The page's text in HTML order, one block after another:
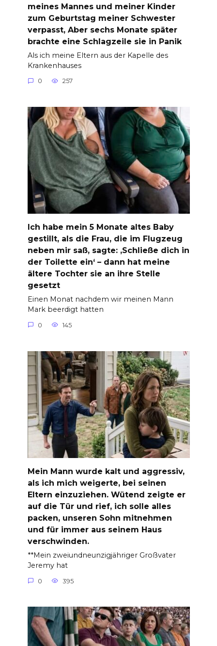
meines Mannes und meiner Kinder
zum Geburtstag meiner Schwester
verpasst, Aber sechs Monate später
brachte eine Schlagzeile sie in Panik
Als ich meine Eltern aus der Kapelle des
Krankenhauses
0 257
Ich habe mein 5 Monate altes Baby
gestillt, als die Frau, die im Flugzeug
neben mir saß, sagte: ‚Schließe dich in
der Toilette ein‘ – dann hat meine
ältere Tochter sie an ihre Stelle
gesetzt
Einen Monat nachdem wir meinen Mann
Mark beerdigt hatten
0 145
Mein Mann wurde kalt und aggressiv,
als ich mich weigerte, bei seinen
Eltern einzuziehen. Wütend zeigte er
auf die Tür und rief, ich solle alles
packen, unseren Sohn mitnehmen
und für immer aus seinem Haus
verschwinden.
**Mein zweiundneunzigjähriger Großvater
Jeremy hat
0 395